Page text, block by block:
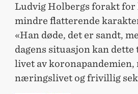
Ludvig Holbergs forakt for
mindre flatterende
«Han døde, det er sandt,
dagens situasjon kan dette
livet av koronapandemien,
næringslivet og frivillig